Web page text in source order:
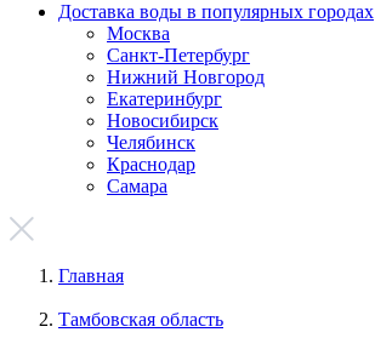
Доставка воды в популярных городах
Москва
Санкт-Петербург
Нижний Новгород
Екатеринбург
Новосибирск
Челябинск
Краснодар
Самара
Главная
Тамбовская область